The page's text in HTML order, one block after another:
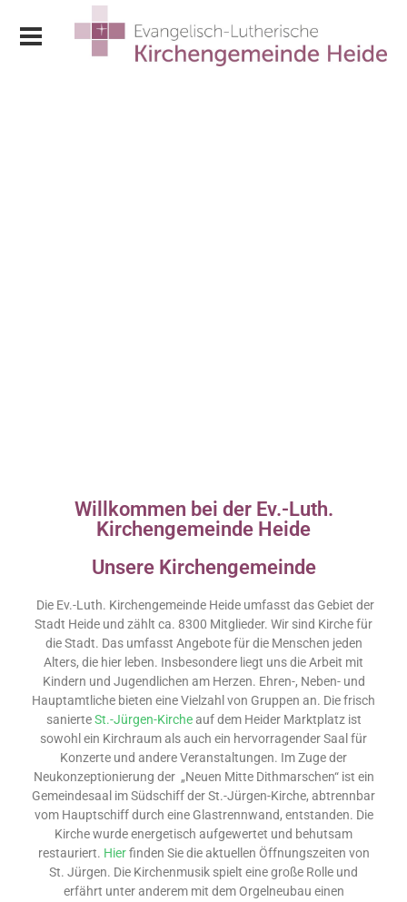
Willkommen bei der Ev.-Luth.
Kirchengemeinde Heide
Unsere Kirchengemeinde
Die Ev.-Luth. Kirchengemeinde Heide umfasst das Gebiet der
Stadt Heide und zählt ca. 8300 Mitglieder. Wir sind Kirche für
die Stadt. Das umfasst Angebote für die Menschen jeden
Alters, die hier leben. Insbesondere liegt uns die Arbeit mit
Kindern und Jugendlichen am Herzen. Ehren-, Neben- und
Hauptamtliche bieten eine Vielzahl von Gruppen an. Die frisch
sanierteSt.-Jürgen-Kircheauf dem Heider Marktplatz ist
sowohl ein Kirchraum als auch ein hervorragender Saal für
Konzerte und andere Veranstaltungen. Im Zuge der
Neukonzeptionierung der „Neuen Mitte Dithmarschen“ ist ein
Gemeindesaal im Südschiff der St.-Jürgen-Kirche, abtrennbar
vom Hauptschiff durch eine Glastrennwand, entstanden. Die
Kirche wurde energetisch aufgewertet und behutsam
restauriert. Hierfinden Sie die aktuellen Öffnungszeiten von
St. Jürgen. Die Kirchenmusik spielt eine große Rolle und
erfährt unter anderem mit dem Orgelneubau einen